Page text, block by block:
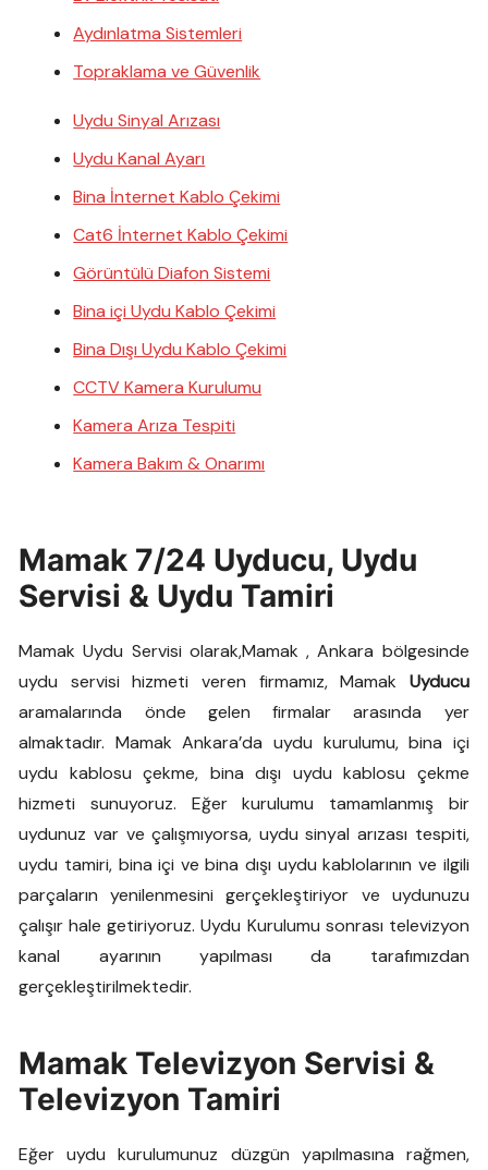
Aydınlatma Sistemleri
Topraklama ve Güvenlik
Uydu Sinyal Arızası
Uydu Kanal Ayarı
Bina İnternet Kablo Çekimi
Cat6 İnternet Kablo Çekimi
Görüntülü Diafon Sistemi
Bina içi Uydu Kablo Çekimi
Bina Dışı Uydu Kablo Çekimi
CCTV Kamera Kurulumu
Kamera Arıza Tespiti
Kamera Bakım & Onarımı
Mamak 7/24 Uyducu, Uydu
Servisi & Uydu Tamiri
Mamak Uydu Servisi olarak,Mamak , Ankara bölgesinde
uydu servisi hizmeti veren firmamız, Mamak Uyducu
aramalarında önde gelen firmalar arasında yer
almaktadır. Mamak Ankara’da uydu kurulumu, bina içi
uydu kablosu çekme, bina dışı uydu kablosu çekme
hizmeti sunuyoruz. Eğer kurulumu tamamlanmış bir
uydunuz var ve çalışmıyorsa, uydu sinyal arızası tespiti,
uydu tamiri, bina içi ve bina dışı uydu kablolarının ve ilgili
parçaların yenilenmesini gerçekleştiriyor ve uydunuzu
çalışır hale getiriyoruz. Uydu Kurulumu sonrası televizyon
kanal ayarının yapılması da tarafımızdan
gerçekleştirilmektedir.
Mamak Televizyon Servisi &
Televizyon Tamiri
Eğer uydu kurulumunuz düzgün yapılmasına rağmen,